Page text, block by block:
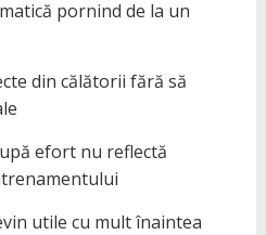
pornind de la un
din călătorii fără să
efort nu reflectă
utile cu mult înaintea